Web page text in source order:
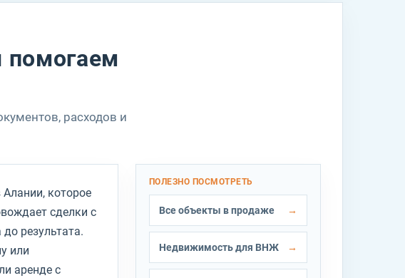
расходов и
которое
сделки с
результата.
или
аренде с
ПОЛЕЗНО ПОСМОТРЕТЬ
Все объекты в продаже
Недвижимость для ВНЖ